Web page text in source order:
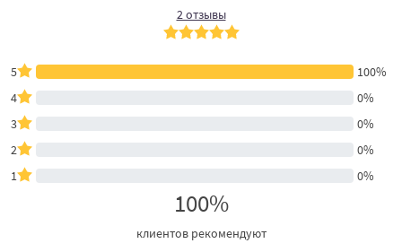
2 отзывы
5
100%
4
0%
3
0%
2
0%
1
0%
100%
клиентов рекомендуют